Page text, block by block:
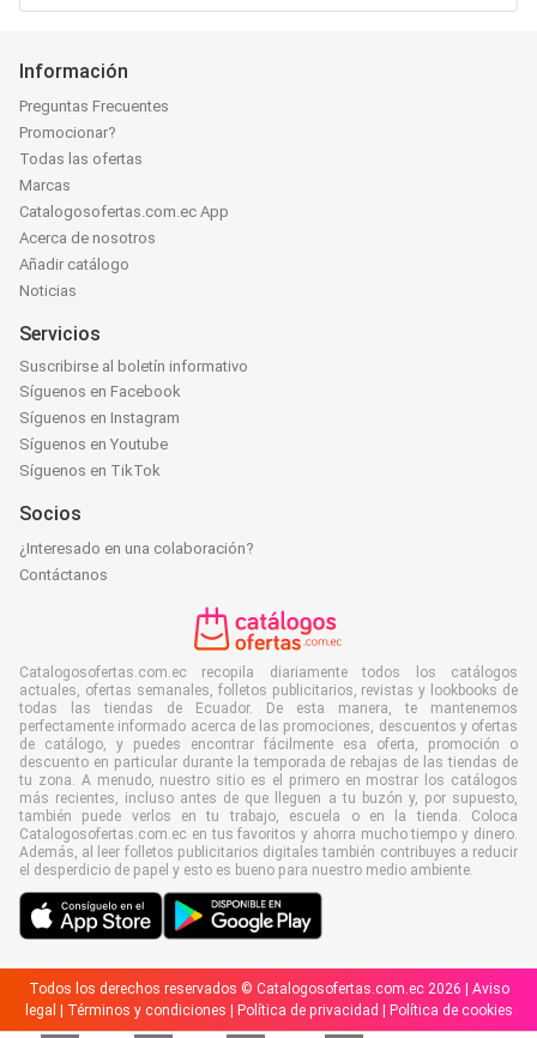
Información
Preguntas Frecuentes
Promocionar?
Todas las ofertas
Marcas
Catalogosofertas.com.ec App
Acerca de nosotros
Añadir catálogo
Noticias
Servicios
Suscribirse al boletín informativo
Síguenos en Facebook
Síguenos en Instagram
Síguenos en Youtube
Síguenos en TikTok
Socios
¿Interesado en una colaboración?
Contáctanos
Catalogosofertas.com.ec recopila diariamente todos los catálogos
actuales, ofertas semanales, folletos publicitarios, revistas y lookbooks de
todas las tiendas de Ecuador. De esta manera, te mantenemos
perfectamente informado acerca de las promociones, descuentos y ofertas
de catálogo, y puedes encontrar fácilmente esa oferta, promoción o
descuento en particular durante la temporada de rebajas de las tiendas de
tu zona. A menudo, nuestro sitio es el primero en mostrar los catálogos
más recientes, incluso antes de que lleguen a tu buzón y, por supuesto,
también puede verlos en tu trabajo, escuela o en la tienda. Coloca
Catalogosofertas.com.ec en tus favoritos y ahorra mucho tiempo y dinero.
Además, al leer folletos publicitarios digitales también contribuyes a reducir
el desperdicio de papel y esto es bueno para nuestro medio ambiente.
Todos los derechos reservados © Catalogosofertas.com.ec 2026 | Aviso
legal
Términos y condiciones Política de privacidad Política de cookies